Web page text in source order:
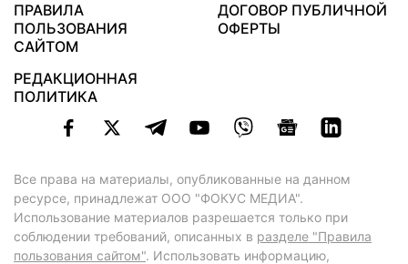
ПРАВИЛА
ПОЛЬЗОВАНИЯ
САЙТОМ
ДОГОВОР ПУБЛИЧНОЙ
ОФЕРТЫ
РЕДАКЦИОННАЯ
ПОЛИТИКА
Все права на материалы, опубликованные на данном
ресурсе, принадлежат ООО "ФОКУС МЕДИА".
Использование материалов разрешается только при
соблюдении требований, описанных в разделе "Правила
пользования сайтом". Использовать информацию,